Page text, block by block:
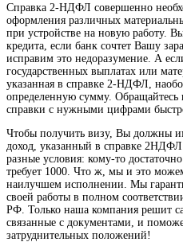
Справка 2-НДФЛ совершенно
оформления различных
при устройстве на новую работу.
кредита, если банк сочтет Вашу
исправим это недоразумение. А
государственных выплатах или
указанная в справке 2-НДФЛ,
определенную сумму.
справки с нужными цифрами
Чтобы получить визу, Вы должны
доход, указанный в справке
разные условия: кому-то
требует 1000. Что ж, мы и это
наилучшем исполнении. Мы
своей работы в полном
РФ. Только наша компания решит
связанные с документами, и
затруднительных положений!